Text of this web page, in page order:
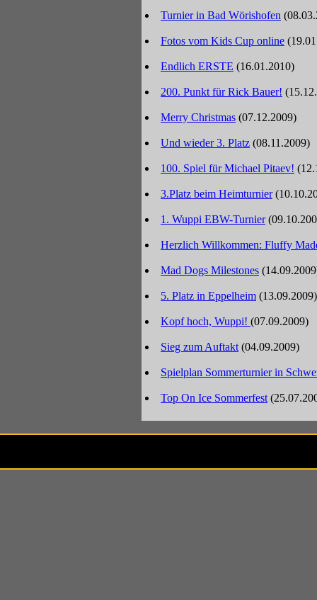
Turnier in Bad Wörishofen
Fotos vom Kids Cup online
Endlich ERSTE (16.01.2010)
200. Punkt für Rick Bauer!
Merry Christmas (07.12.2009)
Und wieder 3. Platz (08.11.2009)
100. Spiel für Michael Pitaev!
3.Platz beim Heimturnier
1. Wuppi EBW-Turnier
Herzlich Willkommen: Fluffy
Mad Dogs Milestones
5. Platz in Eppelheim (13.09.2009)
Kopf hoch, Wuppi! (07.09.2009)
Sieg zum Auftakt (04.09.2009)
Spielplan Sommerturnier in
Top On Ice Sommerfest